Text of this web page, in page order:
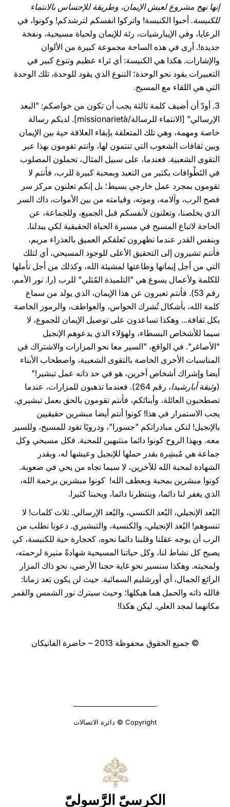
إنها نهج مشروع لعيش الإيمان، وطريقة للإحساس بالانتماء
للكنيسة. أحبوا الكنيسة! واتركوا انفسكم لترشدكم! وكونوا، في
الرعايا، وفي الإيبارشيات، رئة للإيمان ولحياة مسيحية، ونفخة
جديدة!. أرى في هذه الساحة مجموعة كبيرة من الألوان
والإشارات. هكذا هي الكنيسة: أي ثراء عظيم وتنوع كبير في
التعبيرات يقود نحو الوحدة؛ التنوع الذي يقود للوحدة، تلك الوحدة
التي هي اللقاء مع المسيح.
3. أودّ أن أضيف كلمة ثالثة يجب أن تكون من خواصكم: "البعد
الإرسالي" [الانتماء للرسالة/missionarietà]. لديكم رسالة
خاصة ومهمة، وهي تلك المتعلقة بإبقاء العلاقة حية بين الإيمان
وبين ثقافات الشعوب التي تنتمون لها، وانتم تقومون بهذا عبر
التقوى الشعبية. فعندما، على سبيل المثال، تحملون المصلوب
في التَطْوافات بكثير من التعبد وبمحبة كبيرة للرب، فأنتم لا
تقومون بمجرد عمل خارجي بسيط؛ بل إنكم تعلنون مركز سر
فصح الرب، وآلامه، وموته، وقيامته من بين الأموات، ذاك السر
الذي يخلصنا، وتعلنون لأنفسكم قبل الجميع، وللجماعة، عن
الحاجة لاتباع المسيح في مسيرة الحياة الحقيقية لكي يبدلنا.
وبنفس القدر عندما تظهرون تَعلقكم العميق بالعذراء مريم،
فأنتم تشيرون إلى التحقيق الأعلى للوجود المسيحي، أي لتلك
التي من أجل إيمانها وطاعتها لمشيئة الله، وكذلك من أجل تأملها
للكلمة ولأعمال يسوع هي "التلميذة المُثلي" للرب (را. نور الأمم،
رقم 53). فأنتم تعبرون عن هذا الإيمان، الذي يولد من سماع
كلمة الله، بأشكال تُشرك الحواس، والعواطف، والرموز الخاصة
بكل ثقافة... وهكذا تساعدون على توصيل الإيمان للجموع، لا
سيما للأشخاص البسطاء، ولهؤلاء الذي يدعوهم الإنجيل
"الأصاغر". في الواقع، "السير معا نحو المزارات والاشتراك في
المناسبات الأخرى الخاصة بالتقوى الشعبية، واصطحاب الأبناء
أيضا وإشراك أشخاص أخرين، هو في حد ذاته عمل تبشير!"
(وثيقة أبارشيدا
، رقم 264). فعندما تذهبون للمزارات، عندما
تصطحبون العائلة، وأبنائكم، فأنتم تقومون بالحق بعمل تبشيري.
يجب الاستمرار في هذا! كونوا أنتم أيضا مبشرين حقيقيين
بالإنجيل! لتكن مبادراتكم "جسورا"، ودروبًا تقود للمسيح، وللسير
معه. وبهذا الروح كونوا دائما منتبهين للمحبة. فكل مسيحي وكل
جماعة هي مُبشِرة بقدر حملها للإنجيل وعيشها له، وبقدر
الشهادة لمحبة الله للآخرين، لا سيما تجاه من يحي في صعوبة.
كونوا مبشرين بمحبة وبعطف الله! كونوا مبشرين برحمة الله،
الذي يغفر لنا دائما، وينتظرنا دائما، ويحبنا كثيرا.
البُعد الإنجيلي، البُعد الكنسي، والبُعد الإرسالي. ثلاث كلمات! لا
تنسوهم! البُعد الإنجيلي، والكنسية، والتبشيري. دعونا نطلب من
الرب أن يوجه عقلنا وقلبنا دائما نحوه، كحجارة حية للكنيسة، كي
يصبح كل نشاط لنا، وكل حياتنا المسيحية شهادةً منيرة لرحمته،
ولمحبته. وهكذا سنسير نحو غاية حجنا الأرضي، نحو ذاك المزار
الرائع الجمال، أي أورشليم السمائية. حيث لن يكون بَعد زمانا:
فالله ذاته والحمل هما هيكلها؛ وحيث سيترك نور الشمس والقمر
مكانهما لمجد العلي. ليكن هكذا!
© جميع الحقوق محفوظة 2013 – حاضرة الفاتيكان
Copyright © دائرة الاتصالات
الكرسيّ الرَّسوليّ